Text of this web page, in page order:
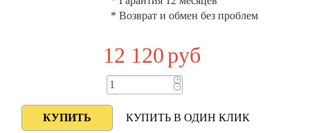
* Возврат и обмен без проблем
12 120руб
+
−
КУПИТЬ В ОДИН КЛИК